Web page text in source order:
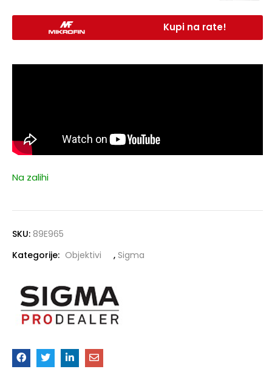
Kupi na rate!
Na zalihi
SKU: 89E965
Kategorije: Objektivi , Sigma